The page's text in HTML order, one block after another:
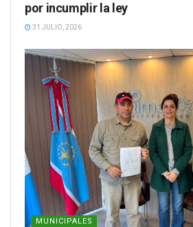
por incumplir la ley
31 JULIO, 2026
MUNICIPALES